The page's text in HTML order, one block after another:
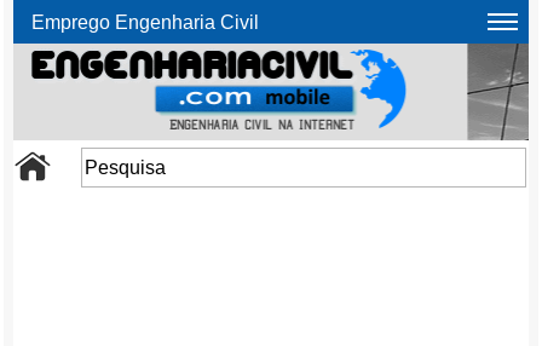
Emprego Engenharia Civil